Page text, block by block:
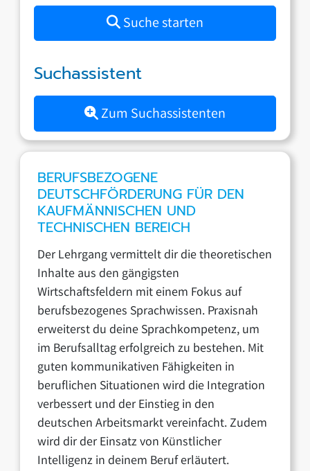
Suche starten
Suchassistent
Zum Suchassistenten
BERUFSBEZOGENE
DEUTSCHFÖRDERUNG FÜR DEN
KAUFMÄNNISCHEN UND
TECHNISCHEN BEREICH
Der Lehrgang vermittelt dir die theoretischen
Inhalte aus den gängigsten
Wirtschaftsfeldern mit einem Fokus auf
berufsbezogenes Sprachwissen. Praxisnah
erweiterst du deine Sprachkompetenz, um
im Berufsalltag erfolgreich zu bestehen. Mit
guten kommunikativen Fähigkeiten in
beruflichen Situationen wird die Integration
verbessert und der Einstieg in den
deutschen Arbeitsmarkt vereinfacht. Zudem
wird dir der Einsatz von Künstlicher
Intelligenz in deinem Beruf erläutert.